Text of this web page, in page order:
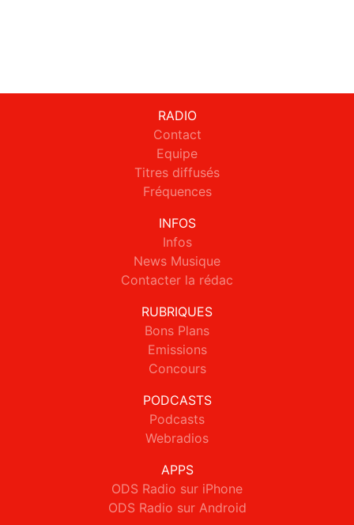
RADIO
Contact
Equipe
Titres diffusés
Fréquences
INFOS
Infos
News Musique
Contacter la rédac
RUBRIQUES
Bons Plans
Emissions
Concours
PODCASTS
Podcasts
Webradios
APPS
ODS Radio sur iPhone
ODS Radio sur Android